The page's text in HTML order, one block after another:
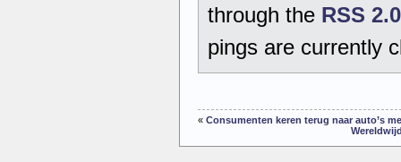
through the RSS 2.0
pings are currently
« Consumenten keren terug naar auto’s